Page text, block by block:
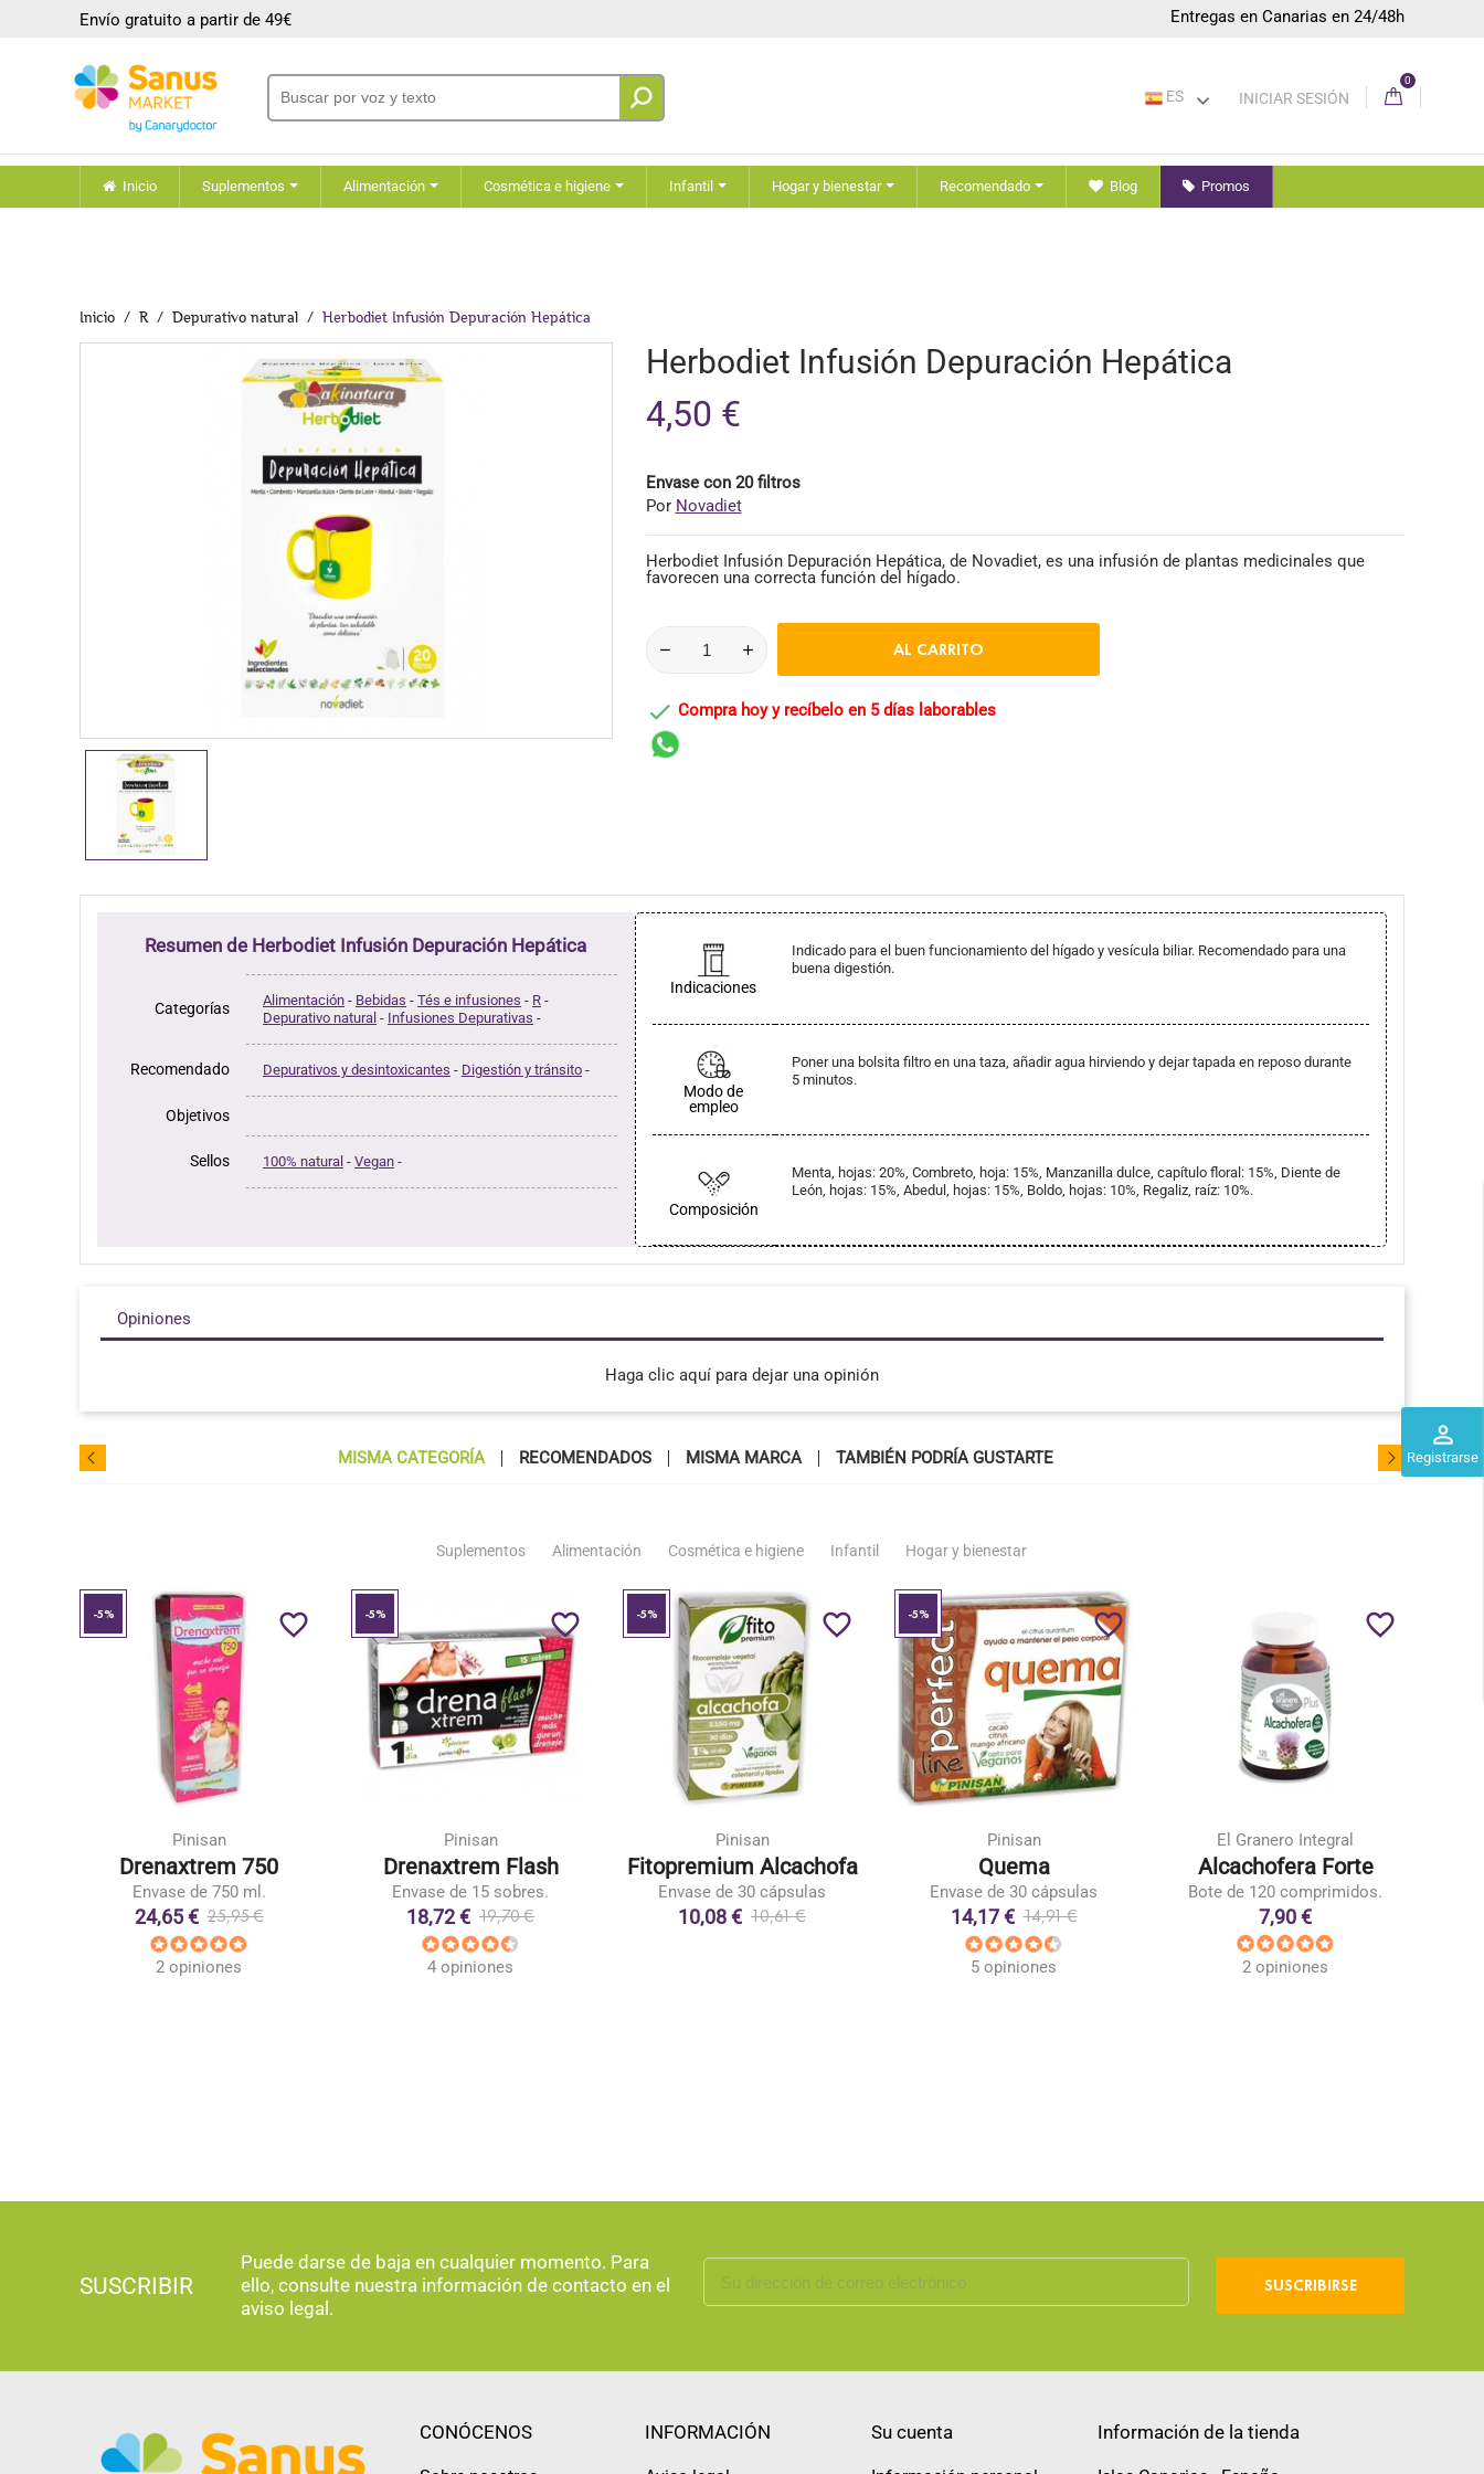
Envío gratuito a partir de 49€ Entregas en Canarias en 24/48h
ES INICIAR SESIÓN
0
perm_identity
Registrarse
Inicio Suplementos Alimentación Cosmética e higiene Infantil Hogar y bienestar Recomendado Blog Promos
Inicio R Depurativo natural Herbodiet Infusión Depuración Hepática
Herbodiet Infusión Depuración Hepática
4,50 €
Envase con 20 filtros
Por Novadiet
Herbodiet Infusión Depuración Hepática, de Novadiet, es una infusión de plantas medicinales que
favorecen una correcta función del hígado.
AL CARRITO
 Compra hoy y recíbelo en 5 días laborables
Resumen de Herbodiet Infusión Depuración Hepática
Categorías Alimentación - Bebidas - Tés e infusiones - R -
Depurativo natural - Infusiones Depurativas -
Recomendado Depurativos y desintoxicantes - Digestión y tránsito -
Objetivos
Sellos 100% natural - Vegan -
Indicaciones
Indicado para el buen funcionamiento del hígado y vesícula biliar. Recomendado para una
buena digestión.
Modo de
empleo
Poner una bolsita filtro en una taza, añadir agua hirviendo y dejar tapada en reposo durante
5 minutos.
Composición
Menta, hojas: 20%, Combreto, hoja: 15%, Manzanilla dulce, capítulo floral: 15%, Diente de
León, hojas: 15%, Abedul, hojas: 15%, Boldo, hojas: 10%, Regaliz, raíz: 10%.
Opiniones
Haga clic aquí para dejar una opinión
MISMA CATEGORÍA RECOMENDADOS MISMA MARCA TAMBIÉN PODRÍA GUSTARTE
Suplementos Alimentación Cosmética e higiene Infantil Hogar y bienestar
-5%
Pinisan
Drenaxtrem 750
Envase de 750 ml.
24,65 € 25,95 €
2 opiniones
favorite_border -5%
Pinisan
Drenaxtrem Flash
Envase de 15 sobres.
18,72 € 19,70 €
4 opiniones
favorite_border -5%
Pinisan
Fitopremium Alcachofa
Envase de 30 cápsulas
10,08 € 10,61 €
favorite_border -5%
Pinisan
Quema
Envase de 30 cápsulas
14,17 € 14,91 €
5 opiniones
favorite_border
El Granero Integral
Alcachofera Forte
Bote de 120 comprimidos.
7,90 €
2 opiniones
favorite_border
SUSCRIBIR
Puede darse de baja en cualquier momento. Para
ello, consulte nuestra información de contacto en el
aviso legal.
SUSCRIBIRSE
CONÓCENOS INFORMACIÓN Su cuenta Información de la tienda